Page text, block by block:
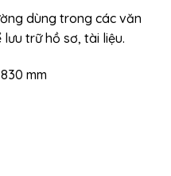
dùng trong các văn
trữ hồ sơ, tài liệu.
mm